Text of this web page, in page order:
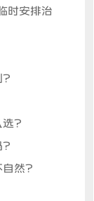
时安排治
？
然？